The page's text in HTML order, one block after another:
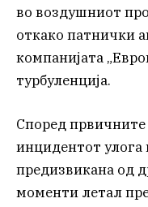
во воздушниот
откако патнички
компанијата
турбуленција.
Според
инцидентот улога
предизвикана од
моменти летал